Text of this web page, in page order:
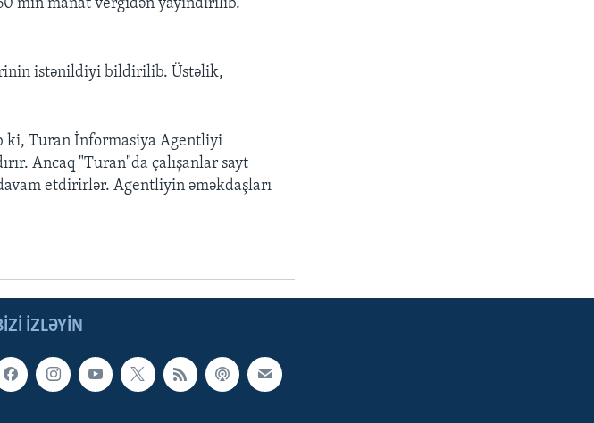
min manat vergidən yayındırılıb.
istənildiyi bildirilib. Üstəlik,
ki, Turan İnformasiya Agentliyi
Ancaq "Turan"da çalışanlar sayt
etdirirlər. Agentliyin əməkdaşları
IZLƏYIN